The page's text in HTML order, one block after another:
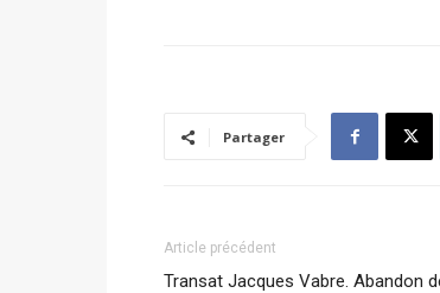
Partager
Article précédent
Transat Jacques Vabre. Abandon